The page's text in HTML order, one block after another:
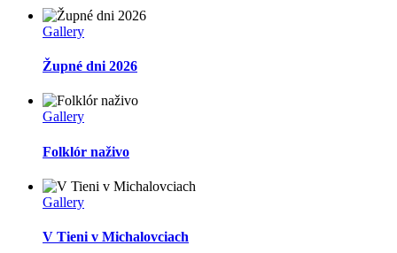
Gallery
Župné dni 2026
Gallery
Folklór naživo
Gallery
V Tieni v Michalovciach